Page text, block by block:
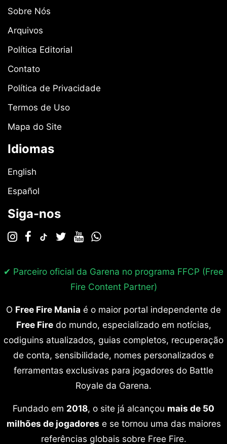
Sobre Nós
Arquivos
Política Editorial
Contato
Política de Privacidade
Termos de Uso
Mapa do Site
Idiomas
English
Español
Siga-nos
✔ Parceiro oficial da Garena no programa FFCP (Free
Fire Content Partner)
O Free Fire Mania é o maior portal independente de
Free Firedo mundo, especializado em notícias,
codiguins atualizados, guias completos, recuperação
de conta, sensibilidade, nomes personalizados e
ferramentas exclusivas para jogadores do Battle
Royale da Garena.
Fundado em 2018, o site já alcançou mais de 50
milhões de jogadores e se tornou uma das maiores
referências globais sobre Free Fire.